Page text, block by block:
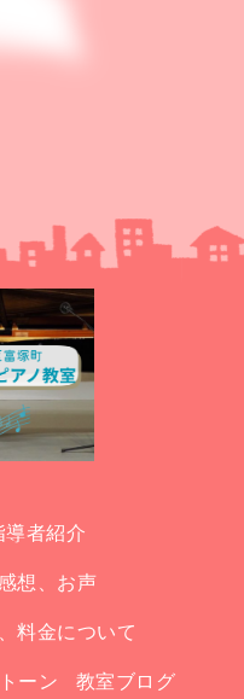
導者紹介
想、お声
料金について
ーン 教室ブログ